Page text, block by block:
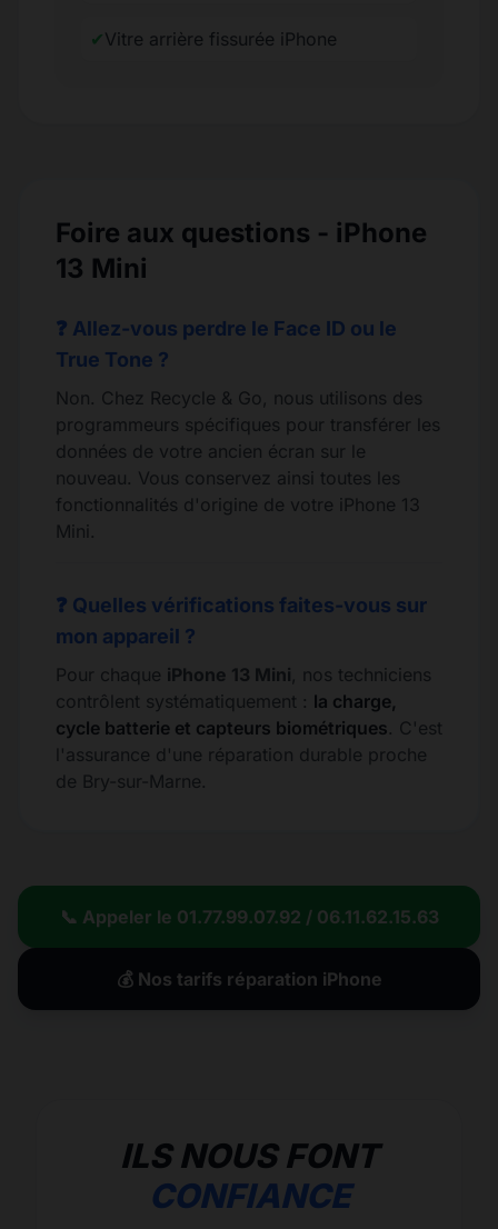
✔Vitre arrière fissurée iPhone
Foire aux questions - iPhone
13 Mini
❓ Allez-vous perdre le Face ID ou le
True Tone ?
Non. Chez Recycle & Go, nous utilisons des
programmeurs spécifiques pour transférer les
données de votre ancien écran sur le
nouveau. Vous conservez ainsi toutes les
fonctionnalités d'origine de votre iPhone 13
Mini.
❓ Quelles vérifications faites-vous sur
mon appareil ?
Pour chaque iPhone 13 Mini, nos techniciens
contrôlent systématiquement : la charge,
cycle batterie et capteurs biométriques. C'est
l'assurance d'une réparation durable proche
de Bry-sur-Marne.
📞 Appeler le 01.77.99.07.92 / 06.11.62.15.63
💰 Nos tarifs réparation iPhone
ILS NOUS FONT
CONFIANCE